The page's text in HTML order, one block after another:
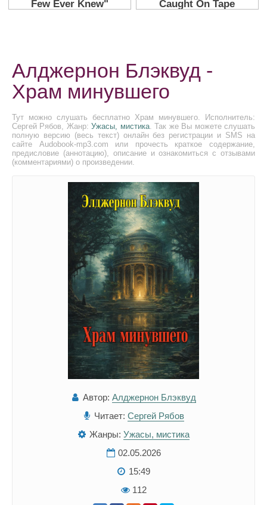
Алджернон Блэквуд -
Храм минувшего
Тут можно слушать бесплатно Храм минувшего. Исполнитель:
Сергей Рябов, Жанр:Ужасы, мистика. Так же Вы можете слушать
полную версию (весь текст) онлайн без регистрации и SMS на
сайте Audobook-mp3.com или прочесть краткое содержание,
предисловие (аннотацию), описание и ознакомиться с отзывами
(комментариями) о произведении.
Автор: Алджернон Блэквуд
Читает: Сергей Рябов
Жанры: Ужасы, мистика
02.05.2026
15:49
112